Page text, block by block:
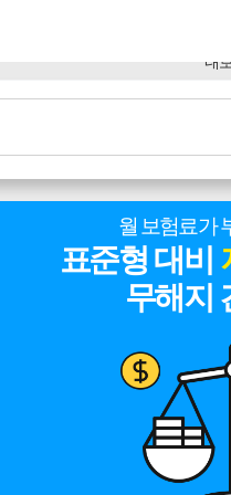
월 보험료가
표준형 대비
무해지